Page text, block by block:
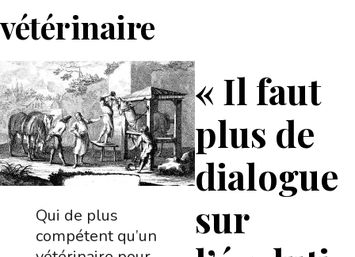
vétérinaire
« Il faut
plus de
dialogue
sur
Qui de plus
compétent qu’un